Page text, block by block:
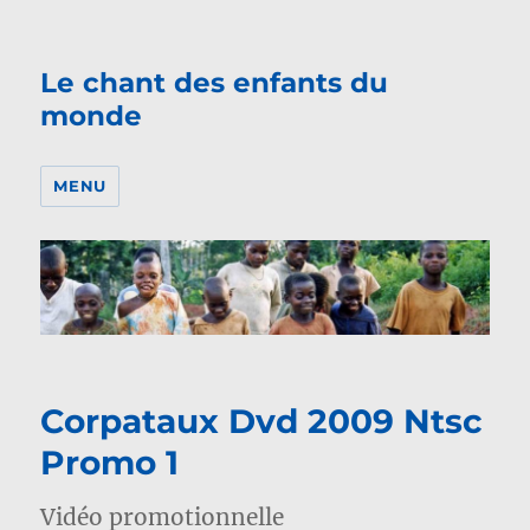
Le chant des enfants du
monde
MENU
Corpataux Dvd 2009 Ntsc
Promo 1
Vidéo promotionnelle